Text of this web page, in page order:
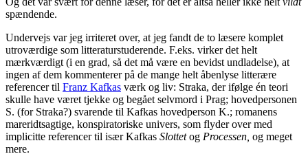
spændende.
Undervejs var jeg irriteret over, at jeg fandt de to læsere komplet
utroværdige som litteraturstuderende. F.eks. virker det helt
mærkværdigt (i en grad, så det må være en bevidst undladelse), at
ingen af dem kommenterer på de mange helt åbenlyse litterære
referencer til Franz Kafkas værk og liv: Straka, der ifølge én teori
skulle have været tjekke og begået selvmord i Prag; hovedpersonen
S. (for Straka?) svarende til Kafkas hovedperson K.; romanens
mareridtsagtige, konspiratoriske univers, som flyder over med
implicitte referencer til især Kafkas Slottetog Processen, og meget
mere.